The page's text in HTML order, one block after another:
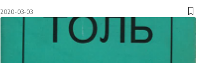
2020-03-03